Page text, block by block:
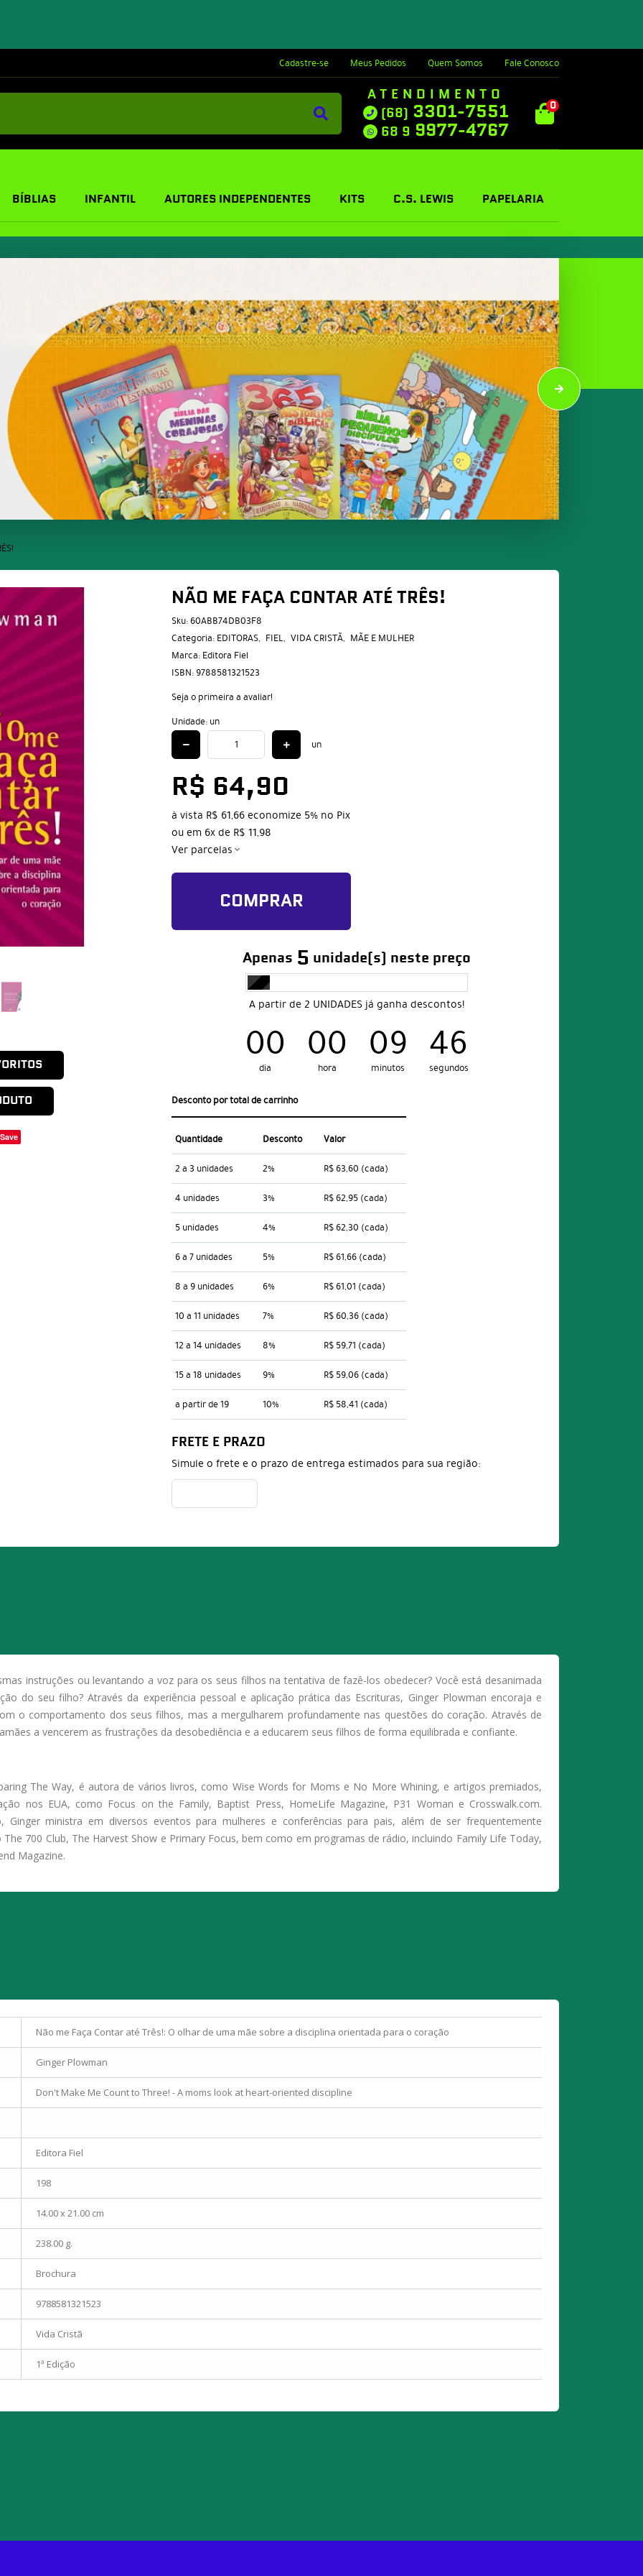
Cadastre-se Meus Pedidos Quem Somos Fale Conosco
ATENDIMENTO
(68) 3301-7551
68 9 9977-4767
0
BÍBLIAS INFANTIL AUTORES INDEPENDENTES KITS C.S. LEWIS PAPELARIA
Save
NÃO ME FAÇA CONTAR ATÉ TRÊS!
Sku: 60ABB74DB03F8
Categoria: EDITORAS FIEL VIDA CRISTÃ MÃE E MULHER
Marca: Editora Fiel
ISBN: 9788581321523
Seja o primeira a avaliar!
Unidade: un
un
R$ 64,90
à vista R$ 61,66economize 5% no Pix
ou em 6xde R$ 11,98
Ver parcelas
COMPRAR
Apenas 5 unidade(s) neste preço
A partir de 2 UNIDADES já ganha descontos!
00
dia 00
hora 09
minutos 45
segundos
Desconto por total de carrinho
Quantidade Desconto Valor
2 a 3 unidades 2% R$ 63,60 (cada)
4 unidades 3% R$ 62,95 (cada)
5 unidades 4% R$ 62,30 (cada)
6 a 7 unidades 5% R$ 61,66 (cada)
8 a 9 unidades 6% R$ 61,01 (cada)
10 a 11 unidades 7% R$ 60,36 (cada)
12 a 14 unidades 8% R$ 59,71 (cada)
15 a 18 unidades 9% R$ 59,06 (cada)
a partir de 19 10% R$ 58,41 (cada)
FRETE E PRAZO
Simule o frete e o prazo de entrega estimados para sua região:
instruções ou levantando a voz para os seus filhos na tentativa de fazê-los obedecer? Você está desanimada
do seu filho? Através da experiência pessoal e aplicação prática das Escrituras, Ginger Plowman encoraja e
o comportamento dos seus filhos, mas a mergulharem profundamente nas questões do coração. Através de
a vencerem as frustrações da desobediência e a educarem seus filhos de forma equilibrada e confiante.
The Way, é autora de vários livros, como Wise Words for Moms e No More Whining, e artigos premiados,
nos EUA, como Focus on the Family, Baptist Press, HomeLife Magazine, P31 Woman e Crosswalk.com.
ministra em diversos eventos para mulheres e conferências para pais, além de ser frequentemente
700 Club, The Harvest Show e Primary Focus, bem como em programas de rádio, incluindo Family Life Today,
Magazine.
Não me Faça Contar até Três!: O olhar de uma mãe sobre a disciplina orientada para o coração
Ginger Plowman
Don't Make Me Count to Three! - A moms look at heart-oriented discipline
Editora Fiel
198
14.00 x 21.00 cm
238.00 g.
Brochura
9788581321523
Vida Cristã
1ª Edição